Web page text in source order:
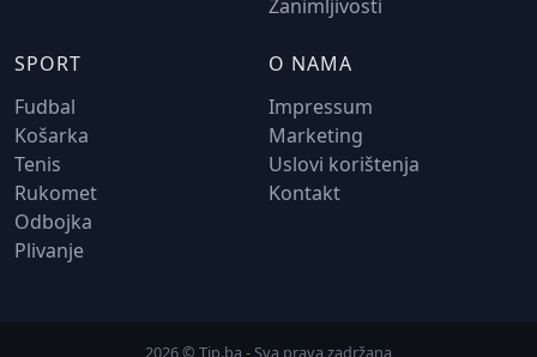
Zanimljivosti
SPORT
Fudbal
Košarka
Tenis
Rukomet
Odbojka
Plivanje
O NAMA
Impressum
Marketing
Uslovi korištenja
Kontakt
2026 © Tip.ba - Sva prava zadržana